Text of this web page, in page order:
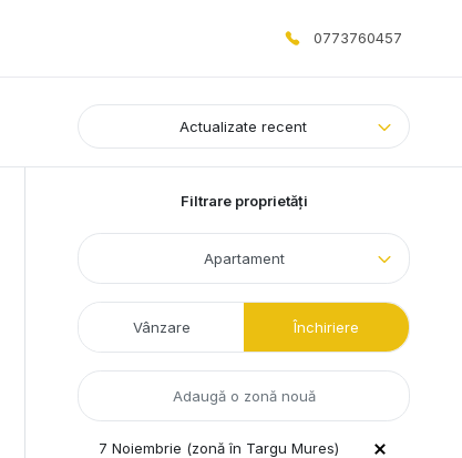
0773760457
Actualizate recent
Filtrare proprietăți
Apartament
Vânzare Închiriere
7 Noiembrie (zonă în Targu Mures)